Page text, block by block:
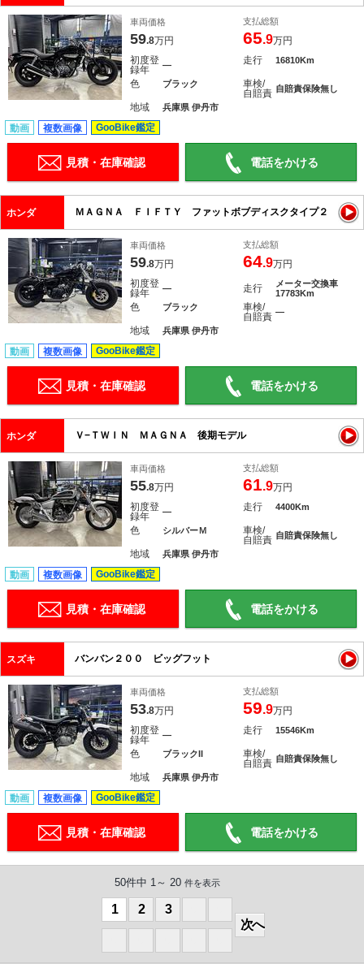
車両価格
59.8万円
支払総額
65.9万円
初度登
録年
― 走行 16810Km
色 ブラック
車検/
自賠責 自賠責保険無し
地域 兵庫県 伊丹市
動画 複数画像 GooBike鑑定
見積・在庫確認 電話をかける
ホンダ ＭＡＧＮＡ ＦＩＦＴＹ ファットボブディスクタイプ２
車両価格
59.8万円
支払総額
64.9万円
初度登
録年
― 走行
メーター交換車
17783Km
色 ブラック
車検/
自賠責 ―
地域 兵庫県 伊丹市
動画 複数画像 GooBike鑑定
見積・在庫確認 電話をかける
ホンダ Ｖ−ＴＷＩＮ ＭＡＧＮＡ 後期モデル
車両価格
55.8万円
支払総額
61.9万円
初度登
録年
― 走行 4400Km
色 シルバーＭ
車検/
自賠責 自賠責保険無し
地域 兵庫県 伊丹市
動画 複数画像 GooBike鑑定
見積・在庫確認 電話をかける
スズキ バンバン２００ ビッグフット
車両価格
53.8万円
支払総額
59.9万円
初度登
録年
― 走行 15546Km
色 ブラックII
車検/
自賠責 自賠責保険無し
地域 兵庫県 伊丹市
動画 複数画像 GooBike鑑定
見積・在庫確認 電話をかける
50件中 1～ 20 件を表示
1 2 3
次へ